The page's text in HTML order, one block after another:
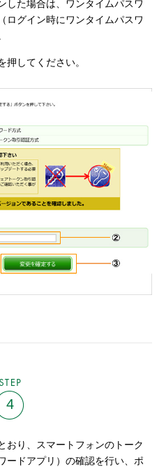
した場合は、ワンタイムパスワ
ログイン時にワンタイムパスワ
押してください。
4
おり、スマートフォンのトーク
ードアプリ）の確認を行い、ポ